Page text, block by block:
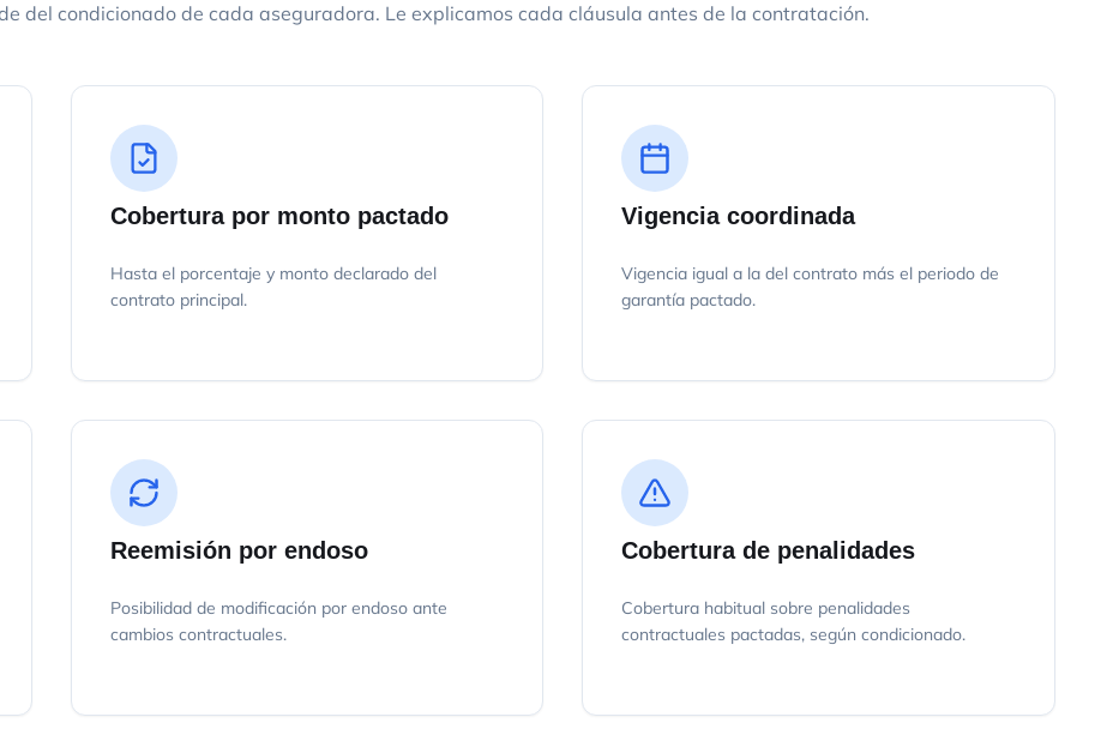
del condicionado de cada aseguradora. Le explicamos cada cláusula antes de la contratación.
Cobertura por monto pactado
Hasta el porcentaje y monto declarado del
contrato principal.
Vigencia coordinada
Vigencia igual a la del contrato más el periodo de
garantía pactado.
Reemisión por endoso
Posibilidad de modificación por endoso ante
cambios contractuales.
Cobertura de penalidades
Cobertura habitual sobre penalidades
contractuales pactadas, según condicionado.